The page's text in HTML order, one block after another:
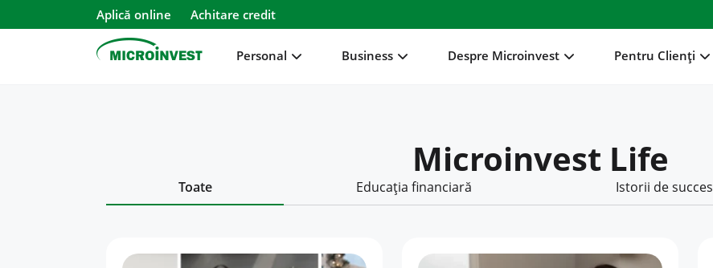
Aplică online Achitare credit
Personal Business Despre Microinvest Pentru Clienți
Microinvest Life
Toate Educația financiară Istorii de succes